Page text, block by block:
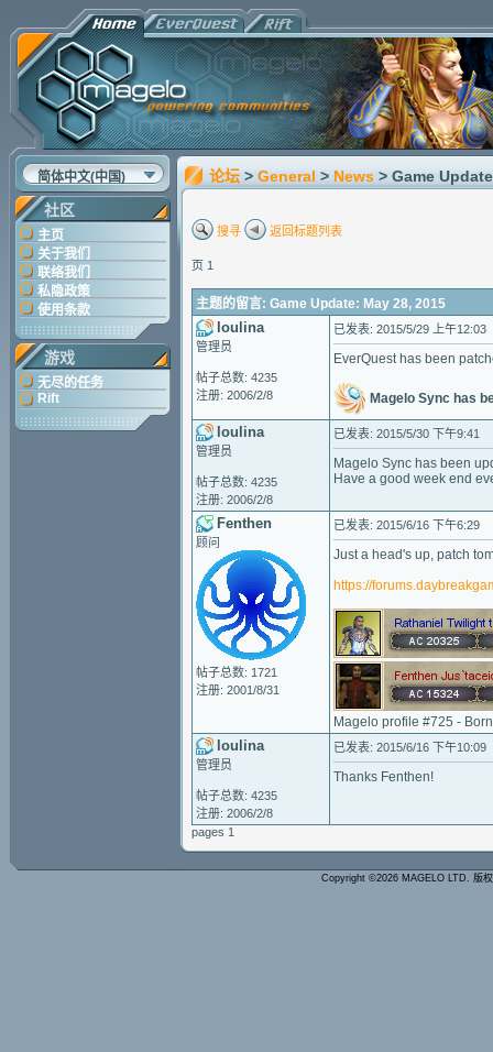
简体中文(中国)
社区
主页
关于我们
联络我们
私隐政策
使用条款
游戏
无尽的任务
Rift
论坛 > General > News > Game
搜寻 返回标题列表
页 1
主题的留言: Game Update: May 28, 2015
loulina
管理员
帖子总数: 4235
注册: 2006/2/8
已发表: 2015/5/29 上午12:03
EverQuest has been
Magelo Sync has
loulina
管理员
帖子总数: 4235
注册: 2006/2/8
已发表: 2015/5/30 下午9:41
Magelo Sync has been
Have a good week end
Fenthen
顾问
帖子总数: 1721
注册: 2001/8/31
已发表: 2015/6/16 下午6:29
Just a head's up, patch
https://
Magelo profile #725 -
loulina
管理员
帖子总数: 4235
注册: 2006/2/8
已发表: 2015/6/16 下午10:09
Thanks Fenthen!
pages 1
Copyright ©2026 MAGELO LTD. 版